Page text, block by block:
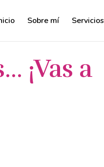
Sobre mí Servicios
¡Vas a